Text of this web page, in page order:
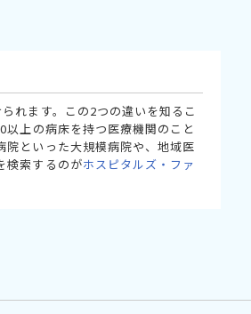
れます。この2つの違いを知るこ
以上の病床を持つ医療機関のこと
院といった大規模病院や、地域医
検索するのがホスピタルズ・ファ